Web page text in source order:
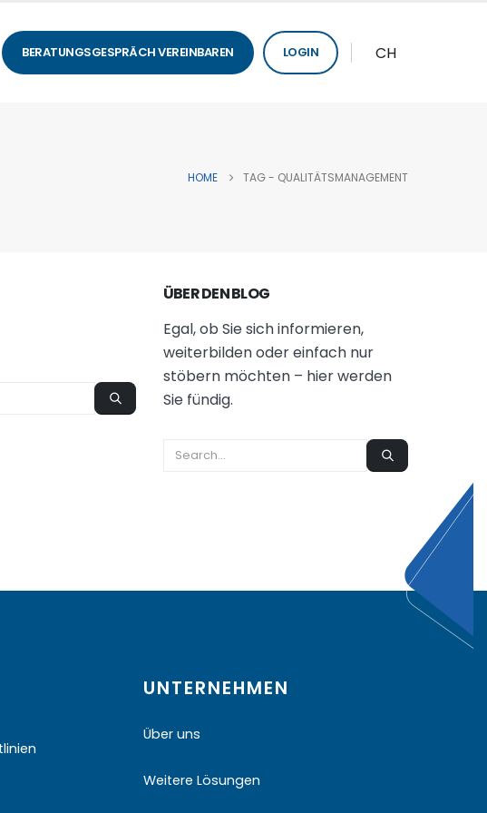
BERATUNGSGESPRÄCH VEREINBAREN LOGIN CH
HOME TAG - QUALITÄTSMANAGEMENT
ÜBER DEN BLOG
Egal, ob Sie sich informieren,
weiterbilden oder einfach nur
stöbern möchten – hier werden
Sie fündig.
UNTERNEHMEN
Über uns
Weitere Lösungen